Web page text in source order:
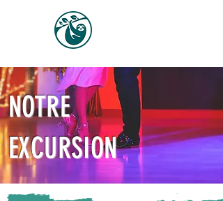
NOTRE
EXCURSION